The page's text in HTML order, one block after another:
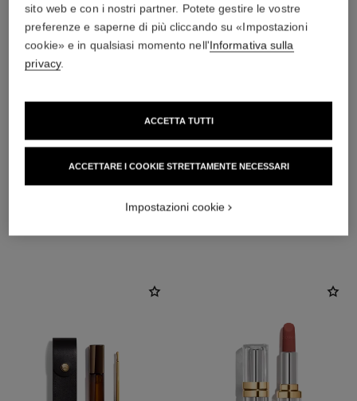
sito web e con i nostri partner. Potete gestire le vostre
preferenze e saperne di più cliccando su «Impostazioni
cookie» e in qualsiasi momento nell'Informativa sulla
privacy.
ACCETTARE I COOKIE STRETTAMENTE NECESSARI
ACCETTA TUTTI
Impostazioni cookie